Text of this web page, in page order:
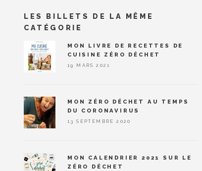
LES BILLETS DE LA MÊME
CATÉGORIE
MON LIVRE DE RECETTES DE
CUISINE ZÉRO DÉCHET
19 MARS 2021
MON ZÉRO DÉCHET AU TEMPS
DU CORONAVIRUS
13 SEPTEMBRE 2020
MON CALENDRIER 2021 SUR LE
ZÉRO DÉCHET